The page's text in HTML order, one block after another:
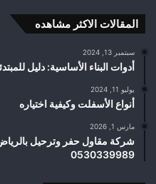
المقالات الاكثر مشاهده
سبتمبر 13, 2024
أدوات البناء الأساسية: دليل
يوليو 11, 2024
أنواع الأسفلت وكيفية اختياره
مارس 1, 2026
شركة مقاول حفر وترحيل
0530339989